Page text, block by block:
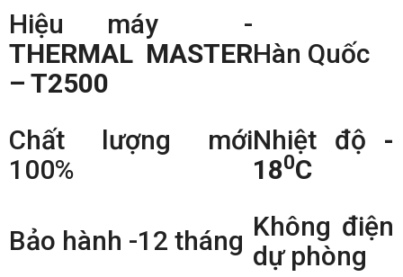
Hiệu máy -
THERMAL MASTER
– T2500
Hàn Quốc
Chất lượng mới
100%
Nhiệt độ -
180C
Bảo hành -12 tháng Không điện
dự phòng